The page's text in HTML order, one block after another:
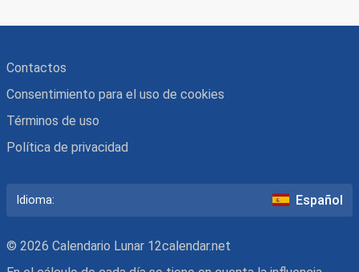
Contactos
Consentimiento para el uso de cookies
Términos de uso
Política de privacidad
Idioma: Español
© 2026 Calendario Lunar 12calendar.net